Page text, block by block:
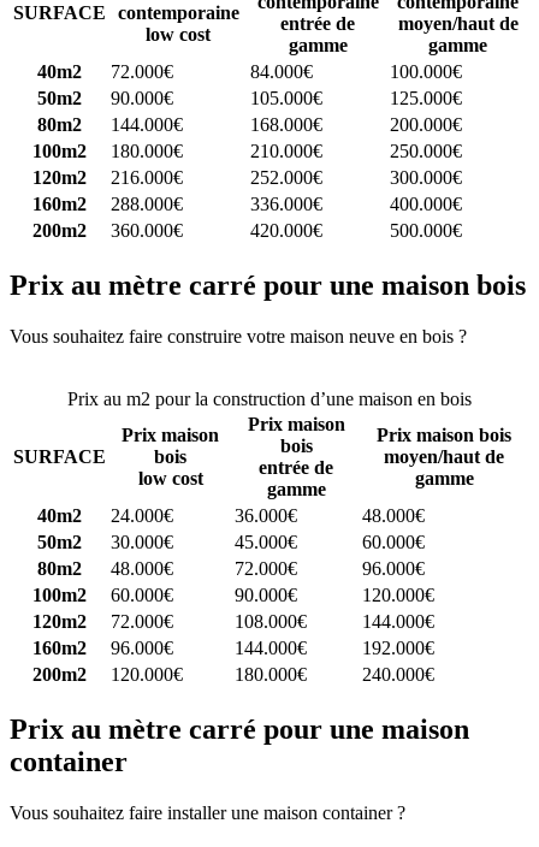
SURFACE
contemporaine
low cost
entrée de
gamme
moyen/haut de
gamme
40m2
72.000€ 84.000€
100.000€
50m2
90.000€ 105.000€
125.000€
80m2
144.000€ 168.000€
200.000€
100m2
180.000€ 210.000€
250.000€
120m2
216.000€ 252.000€
300.000€
160m2
288.000€ 336.000€
400.000€
200m2
360.000€ 420.000€ 500.000€
Prix au mètre carré pour une maison bois
Vous souhaitez faire construire votre maison neuve en bois ?
Prix au m2 pour la construction d’une maison en bois
SURFACE
Prix maison
bois
low cost
Prix maison
bois
entrée de
gamme
Prix maison bois
moyen/haut de
gamme
40m2
24.000€ 36.000€
48.000€
50m2
30.000€ 45.000€
60.000€
80m2
48.000€ 72.000€
96.000€
100m2
60.000€ 90.000€
120.000€
120m2
72.000€ 108.000€
144.000€
160m2
96.000€ 144.000€
192.000€
200m2
120.000€ 180.000€ 240.000€
Prix au mètre carré pour une maison
container
Vous souhaitez faire installer une maison container ?